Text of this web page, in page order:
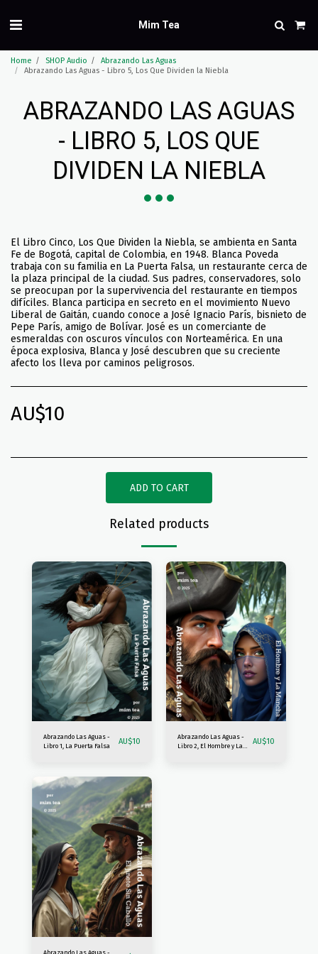
Mim Tea
Home SHOP Audio
Abrazando Las Aguas
Abrazando Las Aguas - Libro 5, Los Que Dividen la Niebla
ABRAZANDO LAS AGUAS
- LIBRO 5, LOS QUE
DIVIDEN LA NIEBLA
El Libro Cinco, Los Que Dividen la Niebla, se ambienta en Santa
Fe de Bogotá, capital de Colombia, en 1948. Blanca Poveda
trabaja con su familia en La Puerta Falsa, un restaurante cerca de
la plaza principal de la ciudad. Sus padres, conservadores, solo
se preocupan por la supervivencia del restaurante en tiempos
difíciles. Blanca participa en secreto en el movimiento Nuevo
Liberal de Gaitán, cuando conoce a José Ignacio París, bisnieto de
Pepe París, amigo de Bolívar. José es un comerciante de
esmeraldas con oscuros vínculos con Norteamérica. En una
época explosiva, Blanca y José descubren que su creciente
afecto los lleva por caminos peligrosos.
AU$10
ADD TO CART
Related products
Abrazando Las Aguas -
Libro 1, La Puerta Falsa
AU$10
Abrazando Las Aguas -
Libro 2, El Hombre y La
AU$10
Abrazando Las Aguas -